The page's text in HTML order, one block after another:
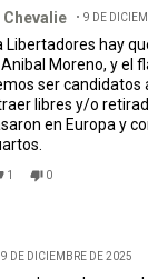
del año q viene
los q eligen y
Raul Alberto Chevalie 9 DE
Libertadores hay
Moreno, y el
ser candidatos
libres y/o
en Europa y
1 0
9 DE DICIEMBRE DE 2025